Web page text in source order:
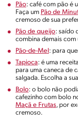
Pão: café com pão é
Faça um Pão de
cremoso de sua
Pão de queijo: saído
combina demais
Pão-de-Mel : para
Tapioca: é uma
para uma caneca de
salgada. Escolha a
Bolo: o bolo não
cafezinho com bolo
Maçã e Frutas, por
cremoso.